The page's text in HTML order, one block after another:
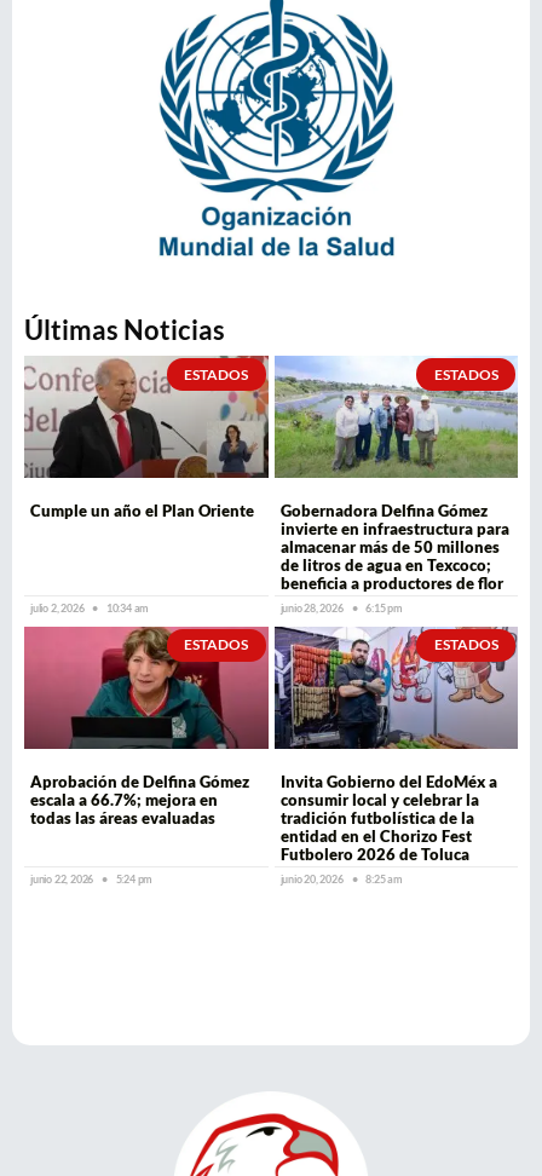
Últimas Noticias
ESTADOS
Cumple un año el Plan Oriente
julio 2, 2026 10:34 am
ESTADOS
Gobernadora Delfina Gómez
invierte en infraestructura para
almacenar más de 50 millones
de litros de agua en Texcoco;
beneficia a productores de flor
junio 28, 2026 6:15 pm
ESTADOS
Aprobación de Delfina Gómez
escala a 66.7%; mejora en
todas las áreas evaluadas
junio 22, 2026 5:24 pm
ESTADOS
Invita Gobierno del EdoMéx a
consumir local y celebrar la
tradición futbolística de la
entidad en el Chorizo Fest
Futbolero 2026 de Toluca
junio 20, 2026 8:25 am